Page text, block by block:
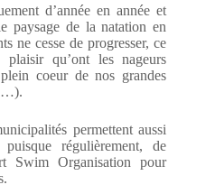
d’année en année et
paysage de la natation en
ne cesse de progresser, ce
qu’ont les nageurs
coeur de nos grandes
permettent aussi
régulièrement, de
Swim Organisation pour